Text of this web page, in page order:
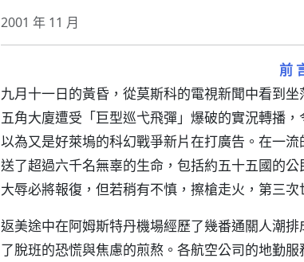
2001 年 11 月
前
九月十一日的黃昏，從莫斯科的電視新聞中看到
五角大廈遭受「巨型巡弋飛彈」爆破的實況轉播
以為又是好萊塢的科幻戰爭新片在打廣告。在一
送了超過六千名無辜的生命，包括約五十五國的
大辱必將報復，但若稍有不慎，擦槍走火，第三次
返美途中在阿姆斯特丹機場經歷了幾番通關人潮
了脫班的恐慌與焦慮的煎熬。各航空公司的地勤